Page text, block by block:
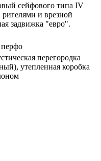
сейфового типа IV
и врезной
задвижка "евро".
перегородка
утепленная коробка